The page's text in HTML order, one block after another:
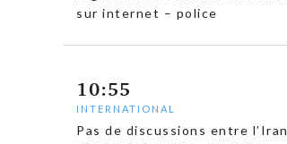
sur internet – police
10:55
INTERNATIONAL
Pas de discussions entre l’Iran